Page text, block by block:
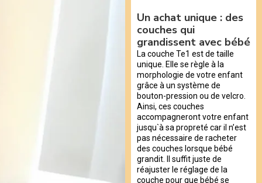
Un achat unique : des
couches qui
grandissent avec bébé
La couche Te1 est de taille
unique. Elle se règle à la
morphologie de votre enfant
grâce à un système de
bouton-pression ou de velcro.
Ainsi, ces couches
accompagneront votre enfant
jusqu`à sa propreté car il n’est
pas nécessaire de racheter
des couches lorsque bébé
grandit. Il suffit juste de
réajuster le réglage de la
couche pour que bébé se